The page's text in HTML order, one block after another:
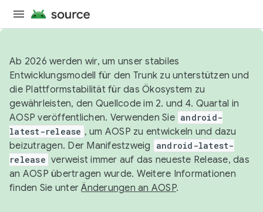
Ab 2026 werden wir, um unser stabiles
Entwicklungsmodell für den Trunk zu unterstützen und
die Plattformstabilität für das Ökosystem zu
gewährleisten, den Quellcode im 2. und 4. Quartal in
AOSP veröffentlichen. Verwenden Sie android-
latest-release , um AOSP zu entwickeln und dazu
beizutragen. Der Manifestzweig
android-latest-
release verweist immer auf das neueste Release, das
an AOSP übertragen wurde. Weitere Informationen
finden Sie unterÄnderungen an AOSP.